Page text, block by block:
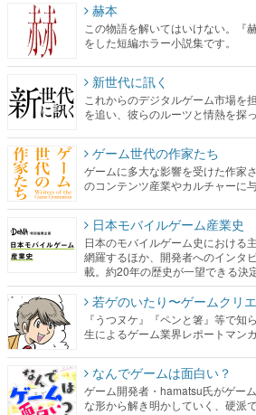
赫本
この物語を解いてはいけない。『
をした短編ホラー小説集です。
新世代に訊く
これからのデジタルゲーム市場を
を追い、彼らのルーツと情熱を探
ゲーム世代の作家たち
ゲームに多大な影響を受けた作家
のコンテンツ産業やカルチャーに
日本モバイルゲーム産業史
日本のモバイルゲーム史における
網羅するほか、開発者へのインタ
載。約20年の歴史が一望できる決
若ゲのいたり〜ゲームクリ
『うつヌケ』『ペンと箸』等で知
生によるゲーム業界レポートマンガ
なんでゲームは面白い？
ゲーム開発者・hamatsu氏がゲー
な形から解き明かしていく、硬派